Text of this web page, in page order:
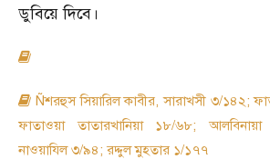
ডুবিয়ে দিবে।
Ñশরহুস সিয়ারিল কাবীর, সারাখসী ৩/১৪২;
ফাতাওয়া তাতারখানিয়া ১৮/৬৮;
নাওয়াযিল ৩/৯৪; রদ্দুল মুহতার ১/১৭৭